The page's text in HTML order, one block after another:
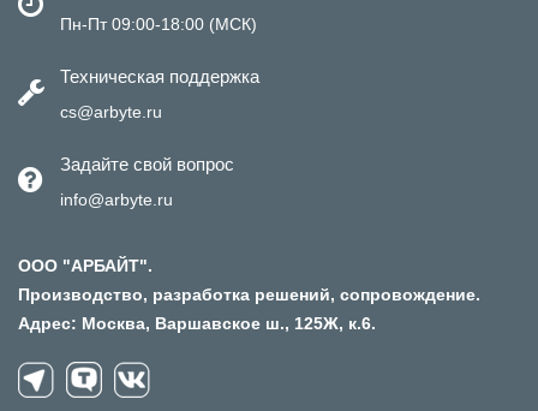
Пн-Пт 09:00-18:00 (МСК)
Техническая поддержка
cs@arbyte.ru
Задайте свой вопрос
info@arbyte.ru
ООО "АРБАЙТ".
Производство, разработка решений, сопровождение.
Адрес: Москва, Варшавское ш., 125Ж, к.6.